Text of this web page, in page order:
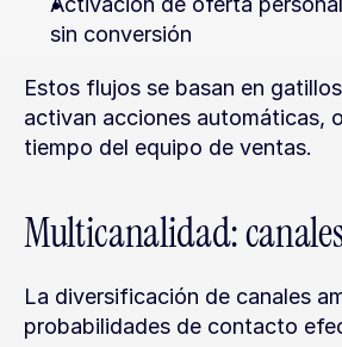
sin conversión
Estos flujos se basan en
activan acciones automáticas,
tiempo del equipo de ventas.
Multicanalidad:
La diversificación de canales
probabilidades de contacto